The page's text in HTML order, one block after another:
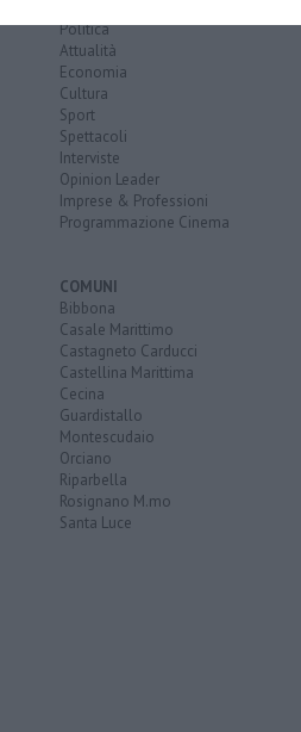
Politica
Attualità
Economia
Cultura
Sport
Spettacoli
Interviste
Opinion Leader
Imprese & Professioni
Programmazione Cinema
COMUNI
Bibbona
Casale Marittimo
Castagneto Carducci
Castellina Marittima
Cecina
Guardistallo
Montescudaio
Orciano
Riparbella
Rosignano M.mo
Santa Luce